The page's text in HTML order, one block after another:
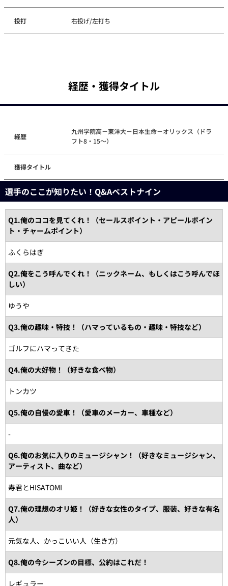
投打 右投げ/左打ち
経歴・獲得タイトル
経歴
九州学院高－東洋大－日本生命－オリックス（ドラ
フト8・15～）
獲得タイトル
選手のここが知りたい！Q&Aベストナイン
Q1.俺のココを見てくれ！（セールスポイント・アピールポイン
ト・チャームポイント）
ふくらはぎ
Q2.俺をこう呼んでくれ！（ニックネーム、もしくはこう呼んでほ
しい）
ゆうや
Q3.俺の趣味・特技！（ハマっているもの・趣味・特技など）
ゴルフにハマってきた
Q4.俺の大好物！（好きな食べ物）
トンカツ
Q5.俺の自慢の愛車！（愛車のメーカー、車種など）
-
Q6.俺のお気に入りのミュージシャン！（好きなミュージシャン、
アーティスト、曲など）
寿君とHISATOMI
Q7.俺の理想のオリ姫！（好きな女性のタイプ、服装、好きな有名
人）
元気な人、かっこいい人（生き方）
Q8.俺の今シーズンの目標、公約はこれだ！
レギュラー